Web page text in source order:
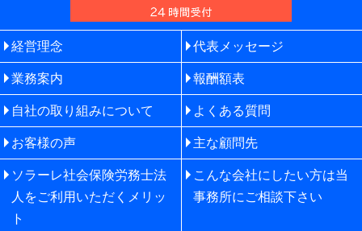
経営理念 代表メッセージ
業務案内 報酬額表
自社の取り組みについて よくある質問
お客様の声 主な顧問先
ソラーレ社会保険労務士法
人をご利用いただくメリッ
ト
こんな会社にしたい方は当
事務所にご相談下さい